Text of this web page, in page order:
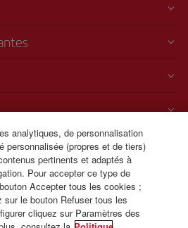
à 24h00 (anglais et espagnol).
Plan
analytiques, de personnalisation
personnalisée (propres et de tiers)
pertinents et adaptés à
Pour accepter ce type de
Accepter tous les cookies ;
sur le bouton Refuser tous les
cliquez sur Paramètres des